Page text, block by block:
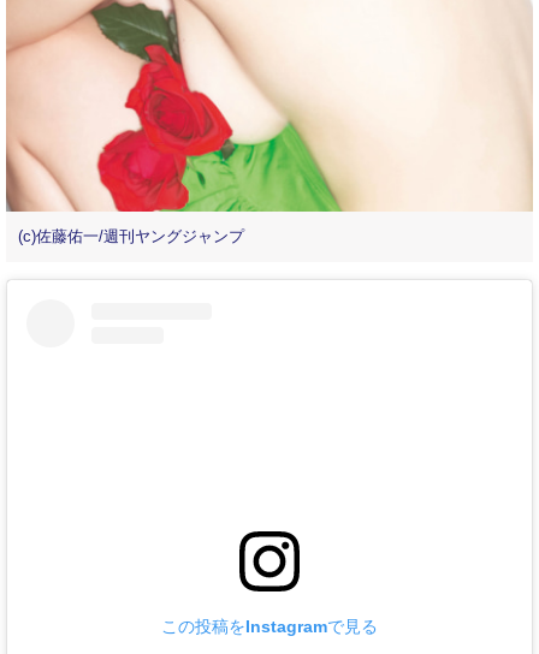
(c)佐藤佑一/週刊ヤングジャンプ
この投稿をInstagramで見る